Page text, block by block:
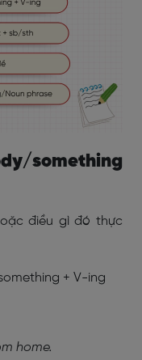
something
điều gì đó thực
+ V-ing
home.